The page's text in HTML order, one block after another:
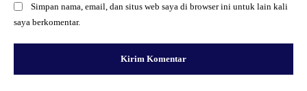
Simpan nama, email, dan situs web saya di browser ini untuk lain kali
saya berkomentar.